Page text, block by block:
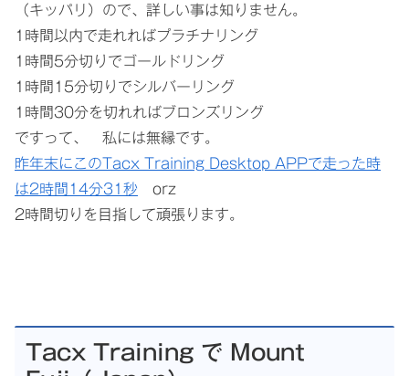
（キッパリ）ので、詳しい事は知りません。
1時間以内で走れればプラチナリング
1時間5分切りでゴールドリング
1時間15分切りでシルバーリング
1時間30分を切れればブロンズリング
ですって、 私には無縁です。
昨年末にこのTacx Training Desktop APPで走った時
は2時間14分31秒 orz
2時間切りを目指して頑張ります。
Tacx Training で Mount